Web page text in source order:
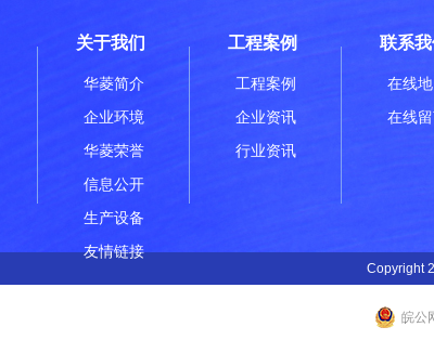
关于我们
华菱简介
企业环境
华菱荣誉
信息公开
生产设备
友情链接
工程案例
工程案例
企业资讯
行业资讯
联系我
在线
在线
Copyright
皖公